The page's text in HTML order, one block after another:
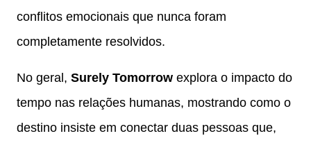
conflitos emocionais que nunca foram
completamente resolvidos.
No geral, Surely Tomorrow explora o impacto do
tempo nas relações humanas, mostrando como o
destino insiste em conectar duas pessoas que,